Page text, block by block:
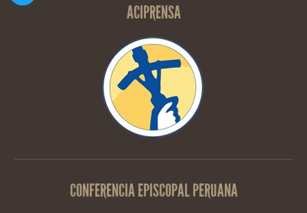
ACIPRENSA
CONFERENCIA EPISCOPAL PERUANA